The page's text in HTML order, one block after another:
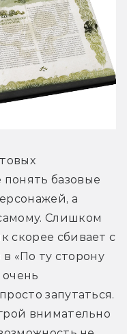
базовые
а
Слишком
скорее сбивает с
в «По ту сторону
очень
запутаться.
внимательно